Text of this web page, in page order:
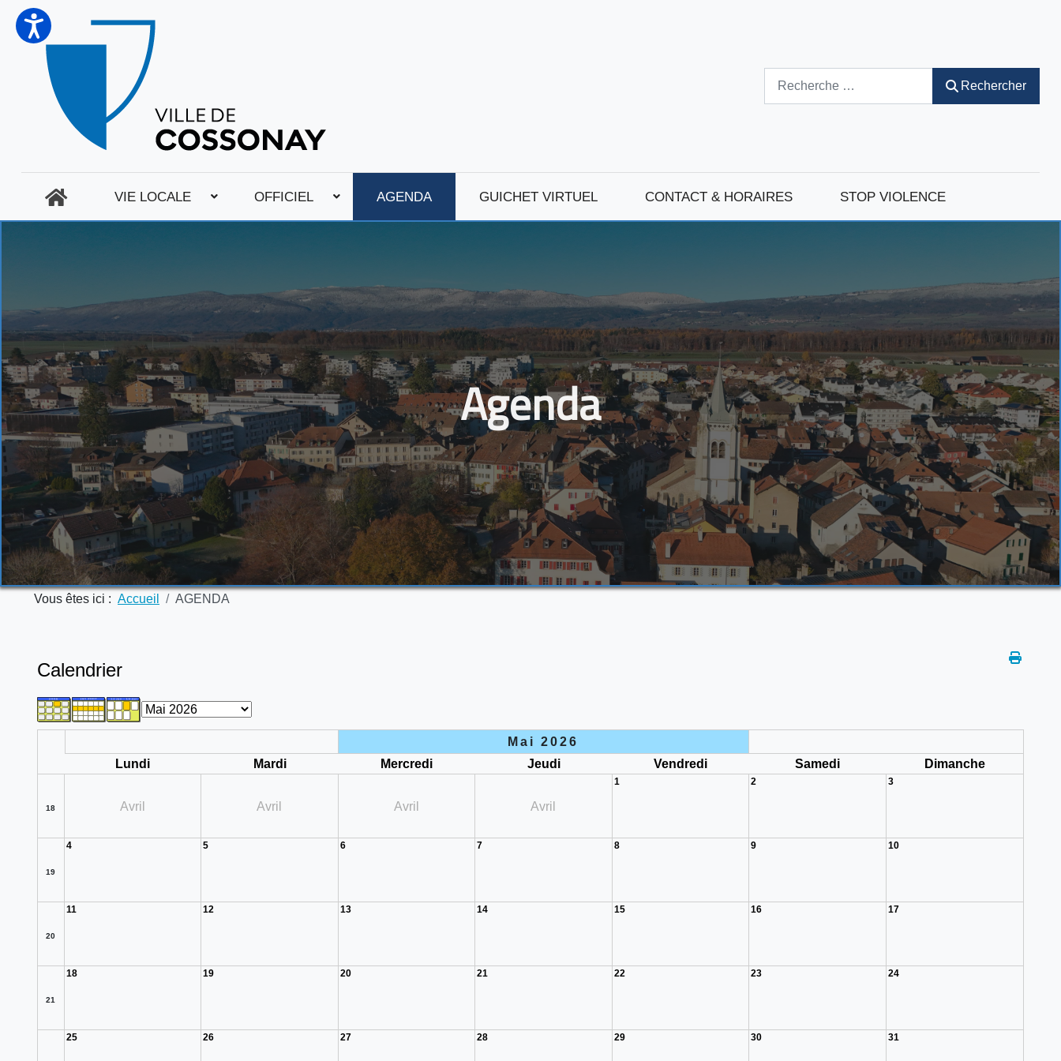
Rechercher
VIE LOCALE OFFICIEL AGENDA GUICHET VIRTUEL CONTACT & HORAIRES STOP VIOLENCE
Agenda
Vous êtes ici : Accueil AGENDA
Calendrier
Mai 2026
Lundi
Mardi Mercredi Jeudi Vendredi Samedi Dimanche
18 Avril Avril Avril Avril
1 2 3
19
4 5 6 7 8 9 10
20
11 12 13 14 15 16 17
21
18 19 20 21 22 23 24
25 26 27 28 29 30 31